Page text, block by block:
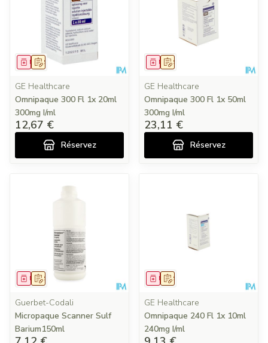
Sur prescription
Médicament
GE Healthcare
Omnipaque 300 Fl 1x 20ml
300mg I/ml
12,67 €
Réservez
Sur prescription
Médicament
GE Healthcare
Omnipaque 300 Fl 1x 50ml
300mg I/ml
23,11 €
Réservez
Sur prescription
Médicament
Guerbet-Codali
Micropaque Scanner Sulf
Barium150ml
Sur prescription
Médicament
GE Healthcare
Omnipaque 240 Fl 1x 10ml
240mg I/ml